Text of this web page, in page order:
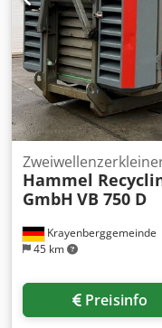
Krayenberggemeinde
45 km
Hammel
GmbH VB 750 D
Preisinfo